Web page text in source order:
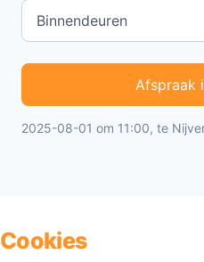
Afspraak
2025-08-01 om 11:00, te
Cookies